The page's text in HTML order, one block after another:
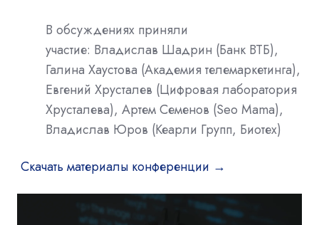
В обсуждениях приняли
участие: Владислав Шадрин (Банк ВТБ),
Галина Хаустова (Академия телемаркетинга),
Евгений Хрусталев (Цифровая лаборатория
Хрусталева), Артем Семенов (Seo Mama),
Владислав Юров (Кеарли Групп, Биотех)
Скачать материалы конференции →